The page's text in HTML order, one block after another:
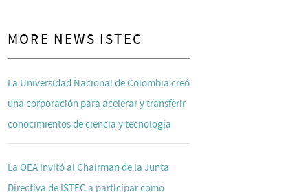
MORE NEWS ISTEC
La Universidad Nacional de Colombia creó
una corporación para acelerar y transferir
conocimientos de ciencia y tecnología
La OEA invitó al Chairman de la Junta
Directiva de ISTEC a participar como